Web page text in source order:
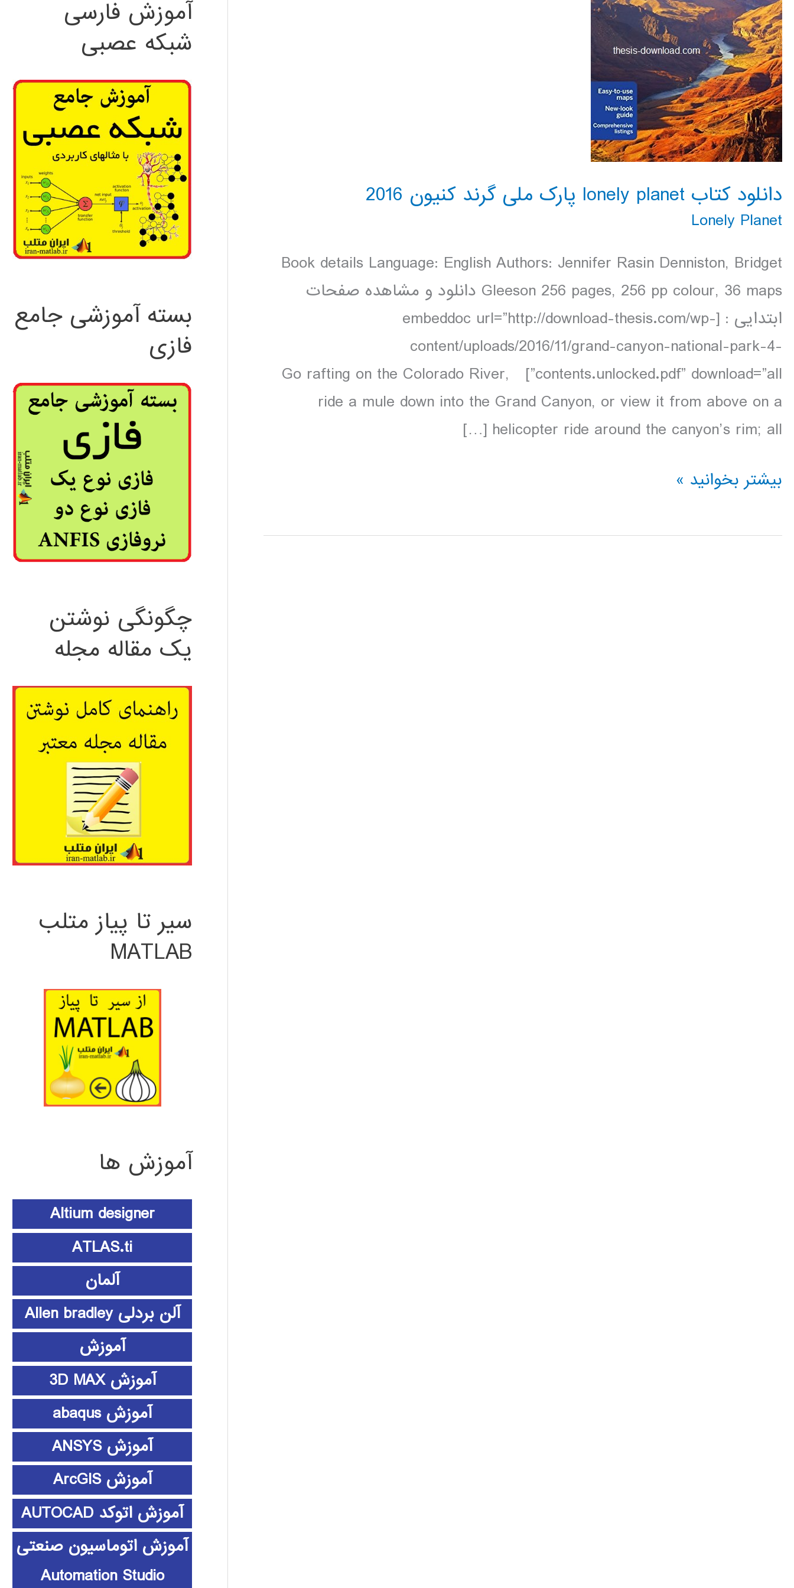
دانلود کتاب lonely planet پارک ملی گرند کنیون 2016
Lonely Planet
Book details Language: English Authors: Jennifer Rasin Denniston, Bridget
Gleeson 256 pages, 256 pp colour, 36 maps دانلود و مشاهده صفحات
ابتدایی : [embeddoc url=”http://download-thesis.com/wp-
content/uploads/2016/11/grand-canyon-national-park-4-
contents.unlocked.pdf” download=”all”] Go rafting on the Colorado River,
ride a mule down into the Grand Canyon, or view it from above on a
helicopter ride around the canyon’s rim; all […]
دانلود
lonely
بیشتر بخوانید »
آموزش فارسی
شبکه عصبی
بسته آموزشی جامع
فازی
چگونگی نوشتن
یک مقاله مجله
سیر تا پیاز متلب
MATLAB
آموزش ها
Altium designer
ATLAS.ti
آلمان
آلن بردلی Allen bradley
آموزش
آموزش 3D MAX
آموزش abaqus
آموزش ANSYS
آموزش ArcGIS
آموزش اتوکد AUTOCAD
آموزش اتوماسیون صنعتی
Automation Studio